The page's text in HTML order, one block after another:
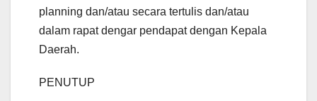
planning dan/atau secara tertulis dan/atau
dalam rapat dengar pendapat dengan Kepala
Daerah.
PENUTUP